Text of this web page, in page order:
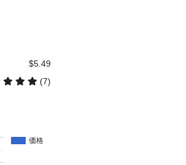
$5.49
(7)
価格